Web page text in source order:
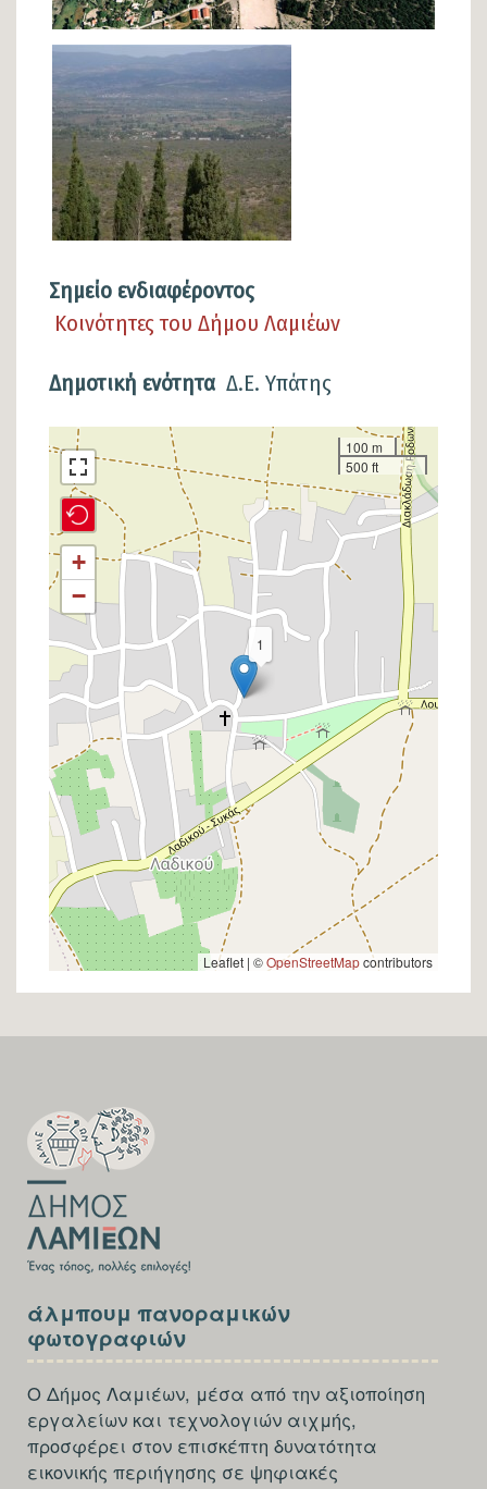
Σημείο ενδιαφέροντος
Κοινότητες του Δήμου Λαμιέων
Δημοτική ενότητα Δ.Ε. Υπάτης
Σημείο
στον
χάρτη
1
+
−
100 m
500 ft
Leaflet | ©OpenStreetMapcontributors
FOOTER-
FIRST
SECTION
FOOTER-
THIRD
άλμπουμ πανοραμικών
φωτογραφιών
Ο Δήμος Λαμιέων, μέσα από την αξιοποίηση
εργαλείων και τεχνολογιών αιχμής,
προσφέρει στον επισκέπτη δυνατότητα
εικονικής περιήγησης σε ψηφιακές